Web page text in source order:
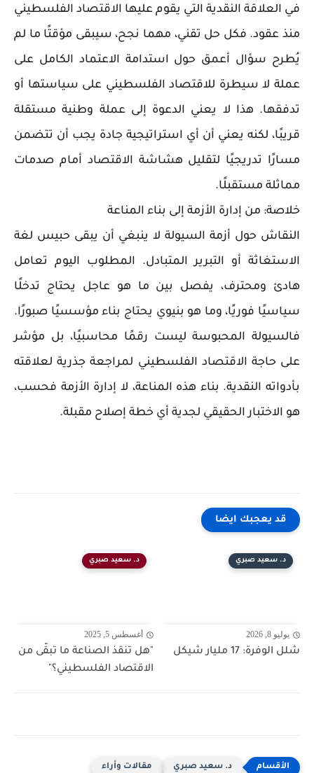
في العلاقة النقدية التي يقوم عليها الاقتصاد الفلسطيني
منذ عقود. فكل حل تقني، مهما نجح، سيبقى مؤقتًا ما لم
يُطرح سؤال أعمق حول استدامة الاعتماد الكامل على
عملة لا سيطرة للاقتصاد الفلسطيني على سياستها أو
تدفقها. هذا لا يعني الدعوة إلى عملة وطنية مستقلة
قريبًا، لكنه يعني أن أي استراتيجية جادة يجب أن تتضمن
مسارًا تدريجيًا لتقليل هشاشة الاقتصاد أمام صدمات
مماثلة مستقبلًا.
خلاصة: من إدارة الأزمة إلى بناء المناعة
النقاش حول أزمة السيولة لا ينبغي أن يبقى حبيس لغة
الاستغاثة أو التبرير المتبادل. المطلوب اليوم تعامل
هادئ ومحترف، يفصل بين ما هو عاجل يحتاج تدخلًا
سياسيًا فوريًا، وما هو بنيوي يحتاج بناء مؤسسيًا صبورًا.
فالسيولة المحبوسة ليست رقمًا محاسبيًا، بل مؤشر
على حاجة الاقتصاد الفلسطيني لمراجعة جذرية لعلاقته
بأدواته النقدية. بناء هذه المناعة، لا إدارة الأزمة فحسب،
هو الاختبار الحقيقي لجدية أي خطة إصلاح مقبلة.
قد يعجبك ايضا
د. سعيد صبري
يوليو 8, 2026
شلل الوفرة: 17 مليار شيكل
د. سعيد صبري
أغسطس 5, 2025
"هل تنقذ الصناعة ما تبقّى من
الاقتصاد الفلسطيني؟"
د. سعيد صبري مقالات وأراء